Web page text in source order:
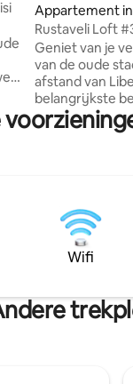
Appartement in
Rustaveli Loft
prachtig
Geniet van je
van de oude
afstand van
belangrijkste
Gratis parkeren 🧳 Gratis bagageopslag
in onze gedeelde hal 🛗 lift
en een
een ruim
industriële
omgeving zorgt. Uitgerust met alle
Wifi